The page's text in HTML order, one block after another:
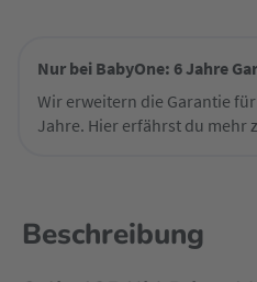
Nur bei BabyOne: 6 Jahre
Wir erweitern die Garantie
Jahre. Hier erfährst du mehr
Beschreibung